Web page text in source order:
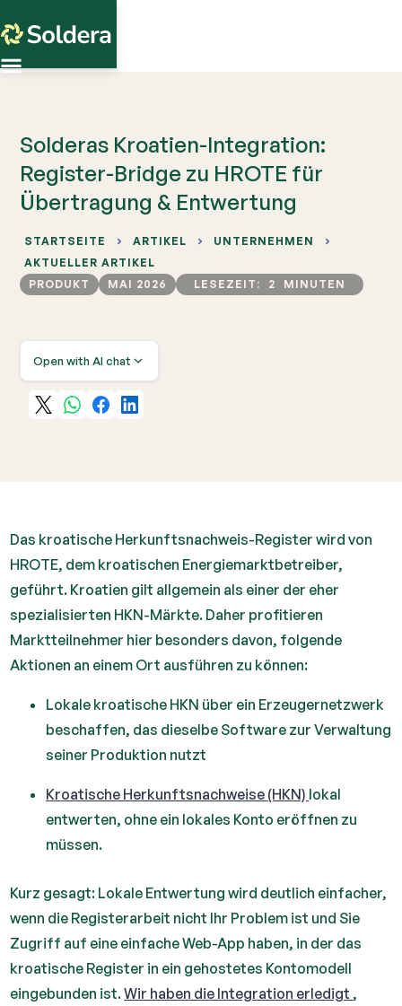
STARTSEITE ARTIKEL
UNTERNEHMEN
AKTUELLER ARTIKEL
PRODUKT
MAI 2026 LESEZEIT: 2 MINUTEN
Open with AI chat
Solderas Kroatien-Integration:
Register-Bridge zu HROTE für
Übertragung & Entwertung
Das kroatische Herkunftsnachweis-Register wird von
HROTE, dem kroatischen Energiemarktbetreiber,
geführt. Kroatien gilt allgemein als einer der eher
spezialisierten HKN-Märkte. Daher profitieren
Marktteilnehmer hier besonders davon, folgende
Aktionen an einem Ort ausführen zu können:
Lokale kroatische HKN über ein Erzeugernetzwerk
beschaffen, das dieselbe Software zur Verwaltung
seiner Produktion nutzt
Kroatische Herkunftsnachweise (HKN) lokal
entwerten, ohne ein lokales Konto eröffnen zu
müssen.
Kurz gesagt: Lokale Entwertung wird deutlich einfacher,
wenn die Registerarbeit nicht Ihr Problem ist und Sie
Zugriff auf eine einfache Web-App haben, in der das
kroatische Register in ein gehostetes Kontomodell
eingebunden ist.Wir haben die Integration erledigt ,